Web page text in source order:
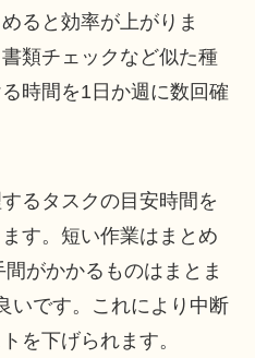
ると効率が上がりま
類チェックなど似た種
時間を1日か週に数回確
るタスクの目安時間を
す。短い作業はまとめ
がかかるものはまとま
いです。これにより中断
を下げられます。